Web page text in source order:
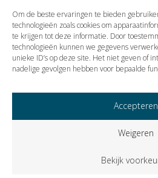
Om de beste ervaringen te bieden
technologieën zoals cookies om
te krijgen tot deze informatie. Door
technologieën kunnen we gegevens
unieke ID’s op deze site. Het niet geven of
nadelige gevolgen hebben voor bepaalde
Accepteren
Weigeren
Bekijk
Vorige Volgende